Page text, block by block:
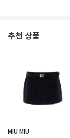
추천 상품
MIU MIU